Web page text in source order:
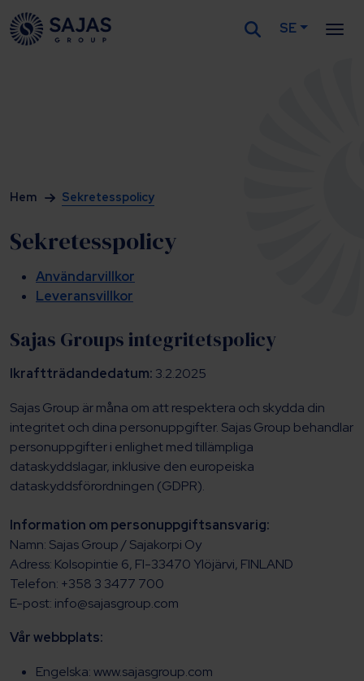
Siirry sisältöön
SE
Hem Sekretesspolicy
Sekretesspolicy
Användarvillkor
Leveransvillkor
Sajas Groups integritetspolicy
Ikraftträdandedatum: 3.2.2025
Sajas Group är måna om att respektera och skydda din
integritet och dina personuppgifter. Sajas Group behandlar
personuppgifter i enlighet med tillämpliga
dataskyddslagar, inklusive den europeiska
dataskyddsförordningen (GDPR).
Information om personuppgiftsansvarig:
Namn: Sajas Group / Sajakorpi Oy
Adress: Kolsopintie 6, FI-33470 Ylöjärvi, FINLAND
Telefon: +358 3 3477 700
E-post: info@sajasgroup.com
Vår webbplats:
Engelska: www.sajasgroup.com